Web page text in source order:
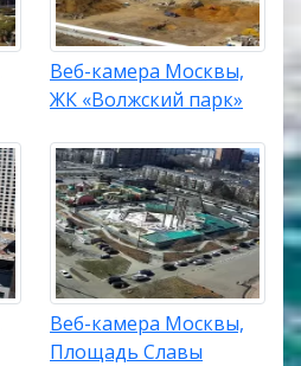
Веб-камера Москвы,
ЖК «Волжский парк»
Веб-камера Москвы,
Площадь Славы